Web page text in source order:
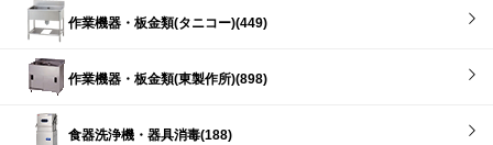
作業機器・板金類(タニコー)(449)
作業機器・板金類(東製作所)(898)
食器洗浄機・器具消毒(188)